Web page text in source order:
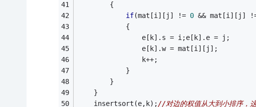
		{
if(mat[i][j] != 0 && mat[i][j]
			{
				e[k].s = i;e[k].e = j;
				e[k].w = mat[i][j];
				k++;
			}
		}
	}
	insertsort(e,k);
//对边的权值从大到小排序，